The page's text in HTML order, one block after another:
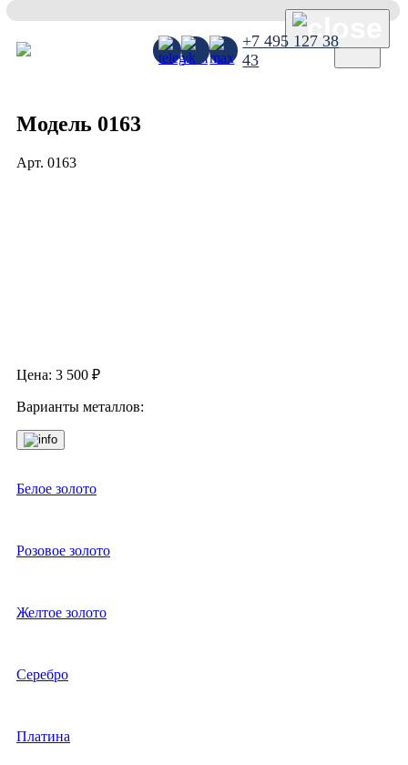
+7 495 127 38
43
Модель 0163
Арт. 0163
Цена: 3 500 ₽
Варианты металлов:
Белое золото
Розовое золото
Желтое золото
Серебро
Платина
×